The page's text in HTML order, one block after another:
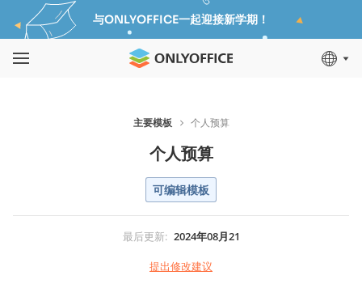
与ONLYOFFICE一起迎接新学期！
主要模板 个人预算
个人预算
可编辑模板
最后更新: 2024年08月21
提出修改建议